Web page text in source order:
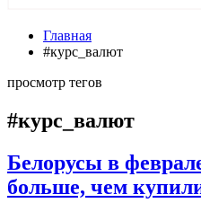
Главная
#курс_валют
просмотр тегов
#курс_валют
Белорусы в
больше, чем